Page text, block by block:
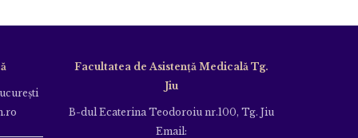
Facultatea de Asistență Medicală Tg.
Jiu
B-dul Ecaterina Teodoroiu nr.100, Tg. Jiu
Email: